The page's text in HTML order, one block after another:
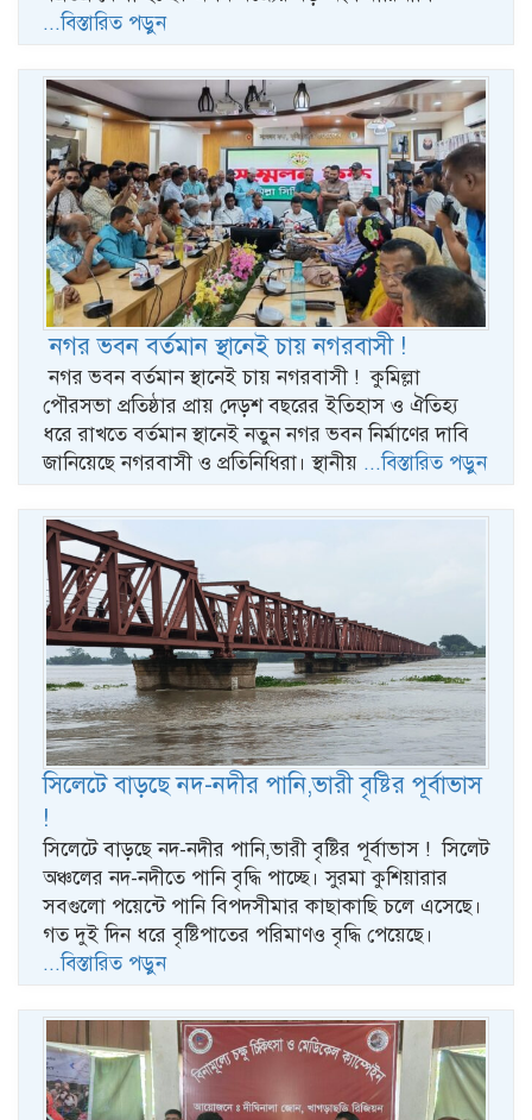
...বিস্তারিত পড়ুন
নগর ভবন বর্তমান স্থানেই চায় নগরবাসী !
নগর ভবন বর্তমান স্থানেই চায় নগরবাসী ! কুমিল্লা
পৌরসভা প্রতিষ্ঠার প্রায় দেড়শ বছরের ইতিহাস ও ঐতিহ্য
ধরে রাখতে বর্তমান স্থানেই নতুন নগর ভবন নির্মাণের দাবি
জানিয়েছে নগরবাসী ও প্রতিনিধিরা। স্থানীয় ...বিস্তারিত পড়ুন
সিলেটে বাড়ছে নদ-নদীর পানি,ভারী বৃষ্টির পূর্বাভাস
!
সিলেটে বাড়ছে নদ-নদীর পানি,ভারী বৃষ্টির পূর্বাভাস ! সিলেট
অঞ্চলের নদ-নদীতে পানি বৃদ্ধি পাচ্ছে। সুরমা কুশিয়ারার
সবগুলো পয়েন্টে পানি বিপদসীমার কাছাকাছি চলে এসেছে।
গত দুই দিন ধরে বৃষ্টিপাতের পরিমাণও বৃদ্ধি পেয়েছে।
...বিস্তারিত পড়ুন